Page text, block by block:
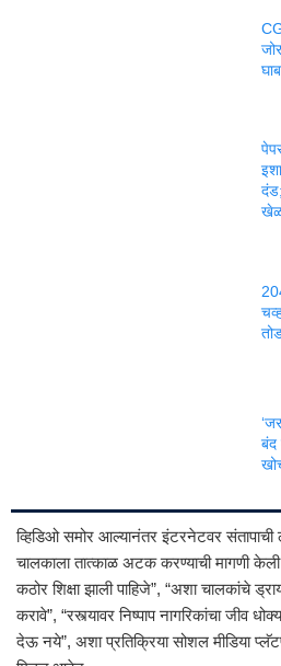
दंड;
बंद
व्हिडिओ समोर आल्यानंतर इंटरनेटवर
चालकाला तात्काळ अटक करण्याची मागणी
कठोर शिक्षा झाली पाहिजे”, “अशा चालकांचे
करावे”, “रस्त्यावर निष्पाप नागरिकांचा जीव
देऊ नये”, अशा प्रतिक्रिया सोशल मीडिया